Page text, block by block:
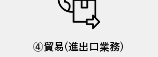
④貿易(進出口業務)